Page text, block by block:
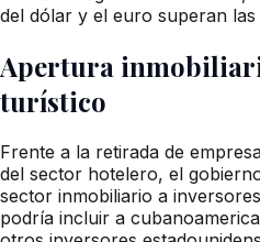
del dólar y el euro superan las
Apertura
turístico
Frente a la retirada de
del sector hotelero, el
sector inmobiliario a
podría incluir a